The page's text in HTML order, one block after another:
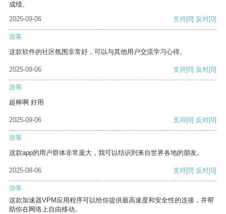
成绩。
2025-09-06
支持[0] 反对[0]
游客
这款软件的社区氛围非常好，可以与其他用户交流学习心得。
2025-09-06 支持[0] 反对[0]
游客
超棒啊 好用
2025-09-06 支持[0] 反对[0]
游客
这款app的用户群体非常庞大，我可以结识到来自世界各地的朋友。
2025-09-06 支持[0] 反对[0]
游客
这款加速器VPM应用程序可以给你提供最高速度和安全性的连接，并帮
助你在网络上自由移动。